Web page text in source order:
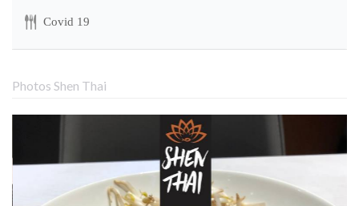
Covid 19
Photos Shen Thai